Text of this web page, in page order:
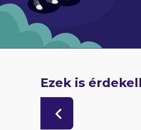
Ezek is